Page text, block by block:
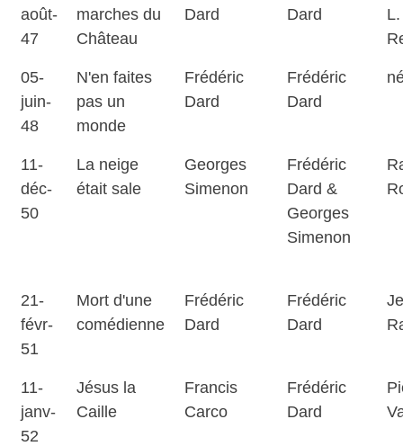
août-
47
marches du
Château
Dard
Dard
05-
juin-
48
N'en faites
pas un
monde
Frédéric
Dard
Frédéric
Dard
11-
déc-
50
La neige
était sale
Georges
Simenon
Frédéric
Dard &
Georges
Simenon
21-
févr-
51
Mort d'une
comédienne
Frédéric
Dard
Frédéric
Dard
11-
janv-
52
Jésus la
Caille
Francis
Carco
Frédéric
Dard